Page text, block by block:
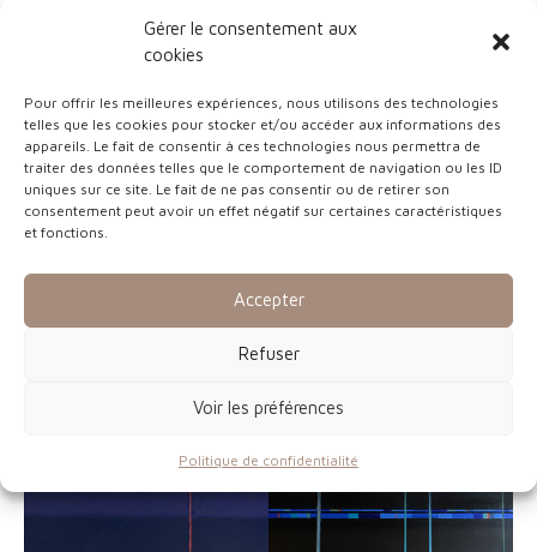
Gérer le consentement aux
cookies
Pour offrir les meilleures expériences, nous utilisons des technologies
telles que les cookies pour stocker et/ou accéder aux informations des
appareils. Le fait de consentir à ces technologies nous permettra de
traiter des données telles que le comportement de navigation ou les ID
uniques sur ce site. Le fait de ne pas consentir ou de retirer son
consentement peut avoir un effet négatif sur certaines caractéristiques
et fonctions.
Accepter
Refuser
Voir les préférences
Politique de confidentialité
Huile sur toile – 80 x 80 cm
Série « Horizontalités et
Huile sur toile – 80 x 80 cm